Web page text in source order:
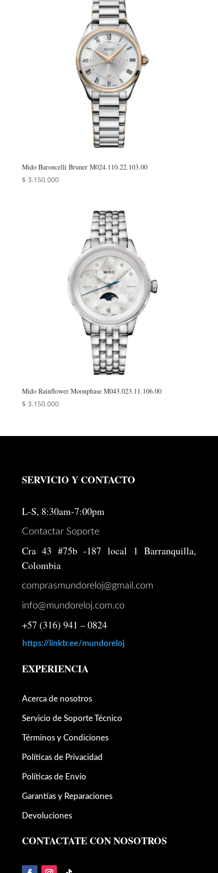
Mido Baroncelli Bruner M024.110.22.103.00
$ 3.150.000
Mido Rainflower Moonphase M043.023.11.106.00
$ 3.150.000
SERVICIO Y CONTACTO
L-S, 8:30am-7:00pm
Contactar Soporte
Cra 43 #75b -187 local 1 Barranquilla,
Colombia
comprasmundoreloj@gmail.com
info@mundoreloj.com.co
+57 (316) 941 – 0824
https://linktr.ee/mundoreloj
EXPERIENCIA
Acerca de nosotros
Servicio de Soporte Técnico
Términos y Condiciones
Políticas de Privacidad
Políticas de Envío
Garantías y Reparaciones
Devoluciones
CONTACTATE CON NOSOTROS